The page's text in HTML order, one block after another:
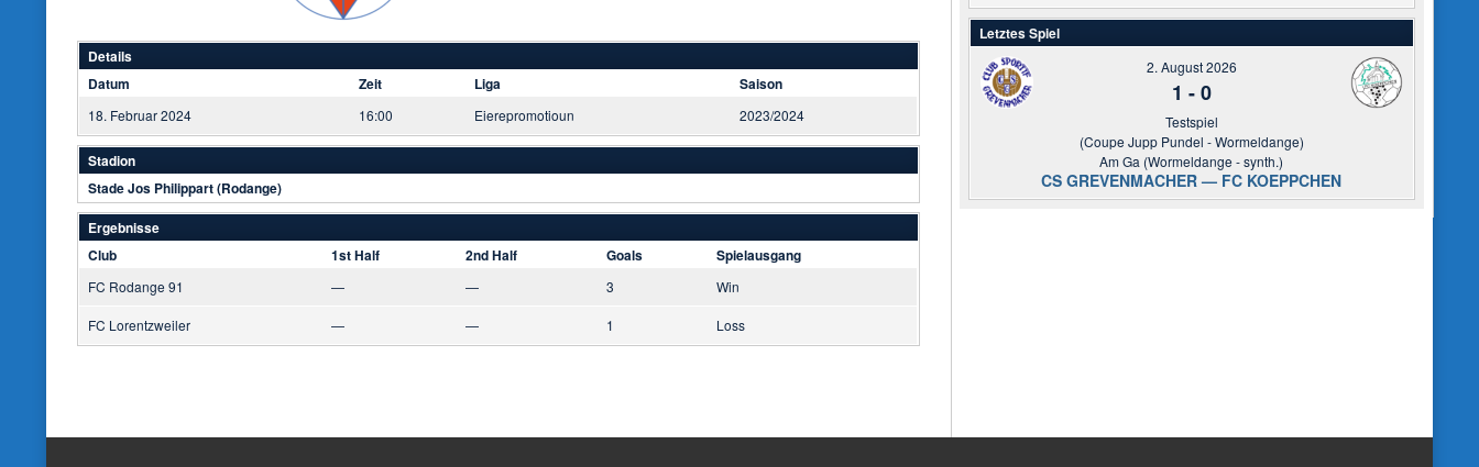
Details
Datum
Zeit Liga Saison
18. Februar 2024 16:00 Eierepromotioun 2023/2024
Stadion
Stade Jos Philippart (Rodange)
Ergebnisse
Club
1st Half 2nd Half Goals Spielausgang
FC Rodange 91 — — 3 Win
FC Lorentzweiler — — 1 Loss
Letztes Spiel
2. August 2026
1 -0
Testspiel
(Coupe Jupp Pundel - Wormeldange)
Am Ga (Wormeldange - synth.)
CS GREVENMACHER — FC KOEPPCHEN